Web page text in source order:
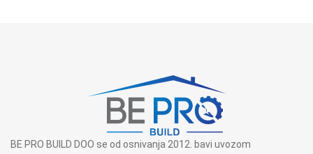
BE PRO BUILD DOO se od osnivanja 2012. bavi uvozom